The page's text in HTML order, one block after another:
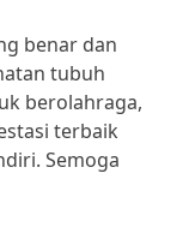
benar dan
tubuh
berolahraga,
terbaik
Semoga